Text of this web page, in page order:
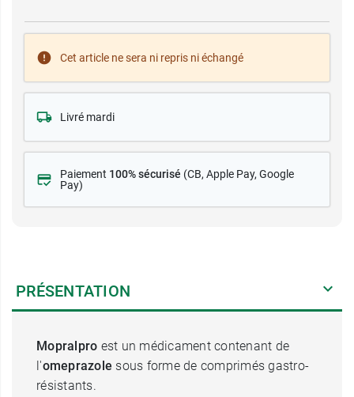
Cet article ne sera ni repris ni échangé
Livré mardi
Paiement 100% sécurisé (CB, Apple Pay, Google
Pay)
PRÉSENTATION
Mopralpro est un médicament contenant de
l'omeprazole sous forme de comprimés gastro-
résistants.